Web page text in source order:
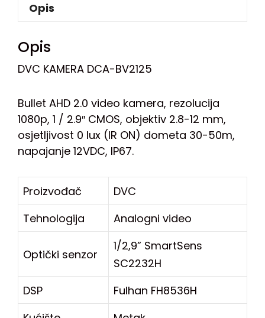
Opis
Opis
DVC KAMERA DCA-BV2125
Bullet AHD 2.0 video kamera, rezolucija
1080p, 1 / 2.9″ CMOS, objektiv 2.8-12 mm,
osjetljivost 0 lux (IR ON) dometa 30-50m,
napajanje 12VDC, IP67.
Proizvođač
DVC
Tehnologija
Analogni video
Optički senzor
1/2,9” SmartSens
SC2232H
DSP
Fulhan FH8536H